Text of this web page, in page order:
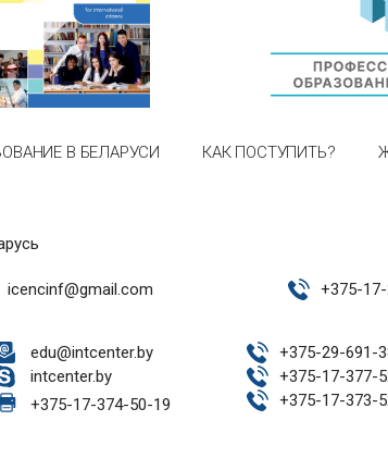
В БЕЛАРУСИ КАК ПОСТУПИТЬ?
icencinf@gmail.com +375-
edu@intcenter.by
intcenter.by
+375-17-374-50-19
+375-29-691-
+375-17-377-
+375-17-373-